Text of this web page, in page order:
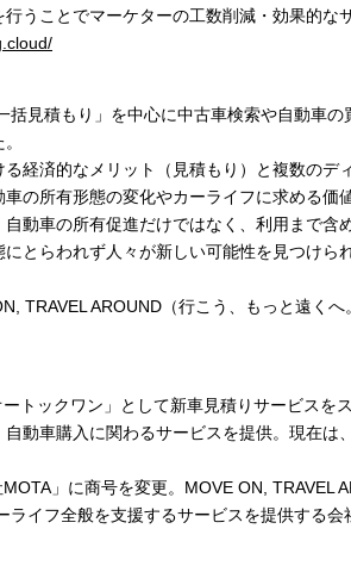
うことでマーケターの工数削減・効果的な
括見積もり」を中心に中古車検索や自動車
経済的なメリット（見積もり）と複数のデ
の所有形態の変化やカーライフに求める価
動車の所有促進だけではなく、利用まで含
とらわれず人々が新しい可能性を見つけら
TRAVEL AROUND（行こう、もっと遠く
トックワン」として新車見積りサービスを
動車購入に関わるサービスを提供。現在は
」に商号を変更。MOVE ON, TRAVEL
ライフ全般を支援するサービスを提供する会